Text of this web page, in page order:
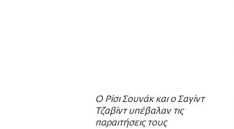
Ο Ρίσι Σουνάκ και ο Σαγίντ
Τζαβίντ υπέβαλαν τις
παραιτήσεις τους